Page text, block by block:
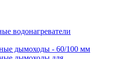
водонагреватели
дымоходы - 60/100 мм